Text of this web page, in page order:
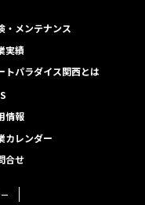
・メンテナンス
実績
トパラダイス関西とは
情報
カレンダー
合せ